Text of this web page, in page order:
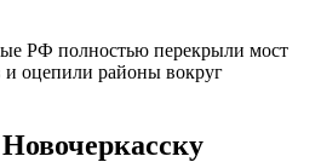
РФ полностью перекрыли мост
и оцепили районы вокруг